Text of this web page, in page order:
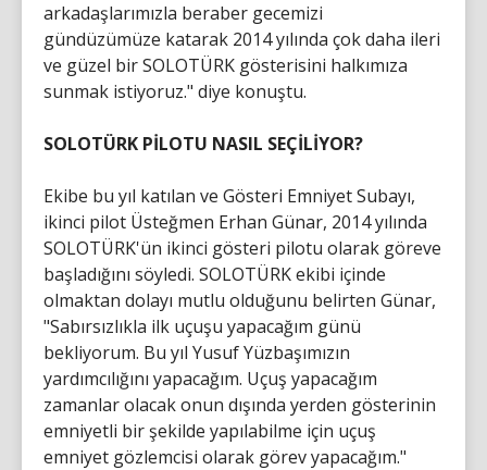
arkadaşlarımızla beraber gecemizi
gündüzümüze katarak 2014 yılında çok daha ileri
ve güzel bir SOLOTÜRK gösterisini halkımıza
sunmak istiyoruz." diye konuştu.
SOLOTÜRK PİLOTU NASIL SEÇİLİYOR?
Ekibe bu yıl katılan ve Gösteri Emniyet Subayı,
ikinci pilot Üsteğmen Erhan Günar, 2014 yılında
SOLOTÜRK'ün ikinci gösteri pilotu olarak göreve
başladığını söyledi. SOLOTÜRK ekibi içinde
olmaktan dolayı mutlu olduğunu belirten Günar,
"Sabırsızlıkla ilk uçuşu yapacağım günü
bekliyorum. Bu yıl Yusuf Yüzbaşımızın
yardımcılığını yapacağım. Uçuş yapacağım
zamanlar olacak onun dışında yerden gösterinin
emniyetli bir şekilde yapılabilme için uçuş
emniyet gözlemcisi olarak görev yapacağım."